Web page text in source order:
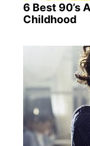
6 Best 90’s
Childhood